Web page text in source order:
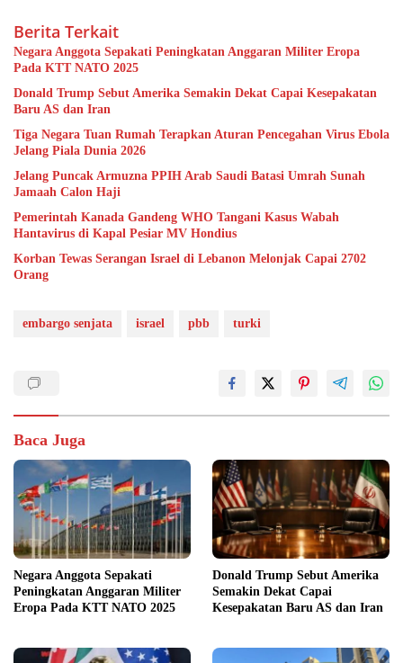
Berita Terkait
Negara Anggota Sepakati Peningkatan Anggaran Militer Eropa
Pada KTT NATO 2025
Donald Trump Sebut Amerika Semakin Dekat Capai Kesepakatan
Baru AS dan Iran
Tiga Negara Tuan Rumah Terapkan Aturan Pencegahan Virus Ebola
Jelang Piala Dunia 2026
Jelang Puncak Armuzna PPIH Arab Saudi Batasi Umrah Sunah
Jamaah Calon Haji
Pemerintah Kanada Gandeng WHO Tangani Kasus Wabah
Hantavirus di Kapal Pesiar MV Hondius
Korban Tewas Serangan Israel di Lebanon Melonjak Capai 2702
Orang
embargo senjata israel pbb turki
Baca Juga
Negara Anggota Sepakati
Peningkatan Anggaran Militer
Eropa Pada KTT NATO 2025
Donald Trump Sebut Amerika
Semakin Dekat Capai
Kesepakatan Baru AS dan Iran